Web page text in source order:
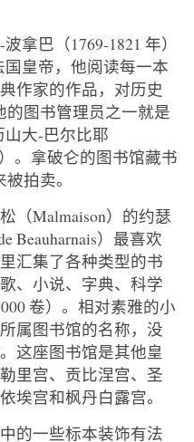
拿巴（1769-1821 年）
皇帝，他阅读每一本
作家的作品，对历史
的图书管理员之一就是
大-巴尔比耶
）。拿破仑的图书馆藏书
拍卖。
（Malmaison）的约瑟
Beauharnais）最喜欢
汇集了各种类型的书
、小说、字典、科学
卷）。相对素雅的小
属图书馆的名称，没
这座图书馆是其他皇
里宫、贡比涅宫、圣
埃宫和枫丹白露宫。
的一些标本装饰有法